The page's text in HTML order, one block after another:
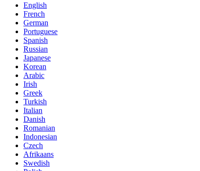
English
French
German
Portuguese
Spanish
Russian
Japanese
Korean
Arabic
Irish
Greek
Turkish
Italian
Danish
Romanian
Indonesian
Czech
Afrikaans
Swedish